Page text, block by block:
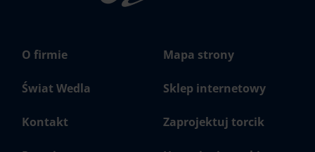
O firmie
Świat Wedla
Kontakt
Mapa strony
Sklep internetowy
Zaprojektuj torcik